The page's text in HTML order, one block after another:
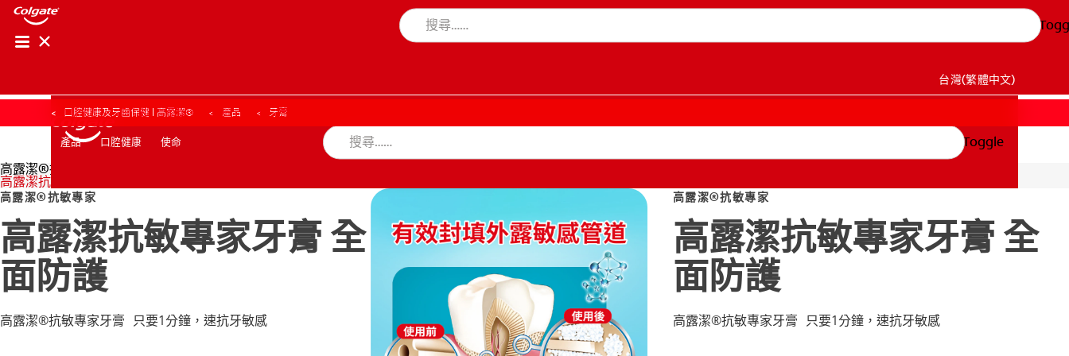
產品 口腔健康 使命
台灣(繁體中文)
台灣(繁體中文)
產品 口腔健康 使命 Toggle
口腔健康及牙齒保健 | 高露潔® 產品 牙膏
高露潔®抗敏專家
高露潔抗敏專家牙膏 全面防護
高露潔®抗敏專家
高露潔抗敏專家牙膏 全
面防護
高露潔®抗敏專家牙膏 只要1分鐘，速抗牙敏感
高露潔®抗敏專家
高露潔抗敏專家牙膏 全
面防護
高露潔®抗敏專家牙膏 只要1分鐘，速抗牙敏感